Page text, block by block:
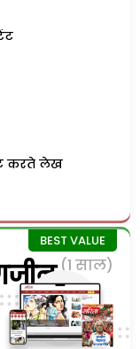
करते लेख
(1 साल)